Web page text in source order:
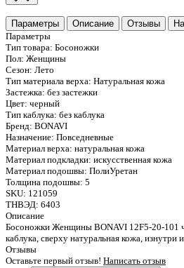
Параметры Описание Отзывы
Параметры
Тип товара: Босоножки
Пол: Женщины
Сезон: Лето
Тип материала верха: Натуральная кожа
Застежка: без застежки
Цвет: черный
Тип каблука: без каблука
Бренд: BONAVI
Назначение: Повседневные
Материал верха: натуральная кожа
Материал подкладки: искусственная кожа
Материал подошвы: ПолиУретан
Толщина подошвы: 5
SKU: 121059
ТНВЭД: 6403
Описание
Босоножки Женщины BONAVI 12F5-20-101
каблука, сверху натуральная кожа, изнутри
Отзывы
Оставьте первый отзыв! Написать отзыв